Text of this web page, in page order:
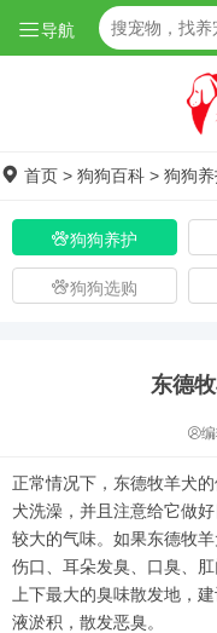
导航
首页 > 狗狗百科 > 狗狗养
狗狗养护
狗狗选购
东德
编
正常情况下，东德牧羊犬
犬洗澡，并且注意给它做
较大的气味。如果东德牧
伤口、耳朵发臭、口臭、
上下最大的臭味散发地，
液淤积，散发恶臭。